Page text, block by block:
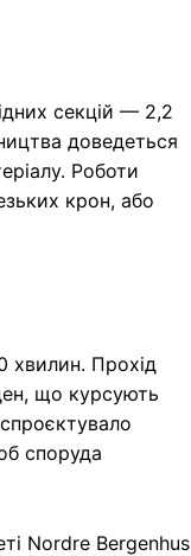
секцій — 2,2
доведеться
Роботи
крон, або
хвилин. Прохід
що курсують
споруда
Nordre Bergenhus